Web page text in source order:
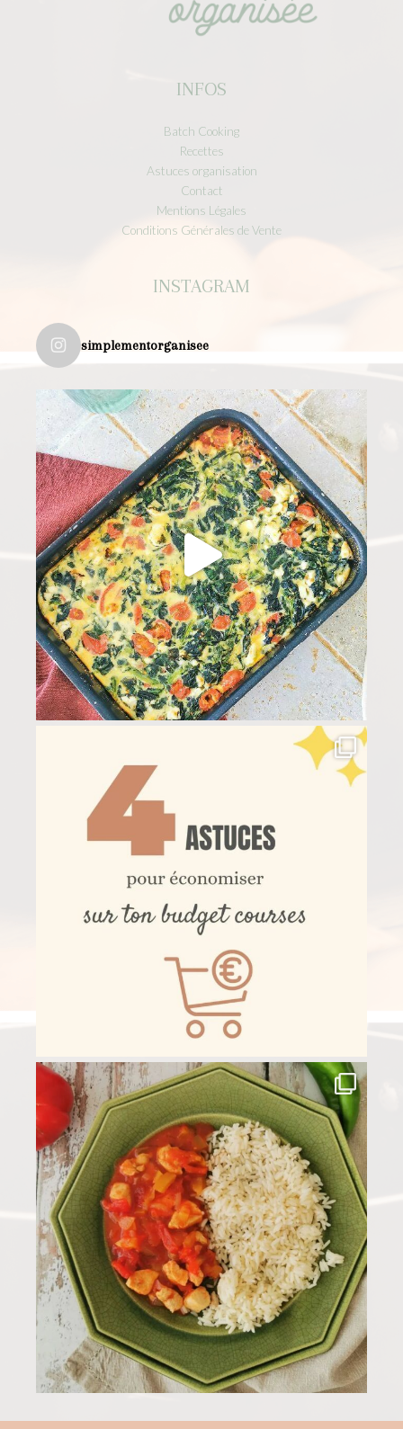
INFOS
Batch Cooking
Recettes
Astuces organisation
Contact
Mentions Légales
Conditions Générales de Vente
INSTAGRAM
simplementorganisee